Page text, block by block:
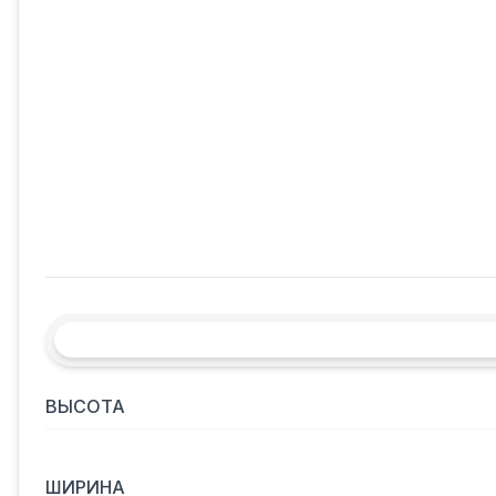
ВЫСОТА
ШИРИНА